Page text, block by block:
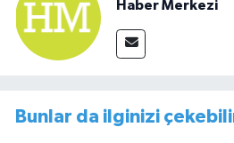
Haber Merkezi
Bunlar da ilginizi